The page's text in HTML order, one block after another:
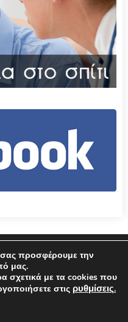
– Πολιτική Απορρήτου
προσφέρουμε την
μας.
σχετικά με τα cookies που
στις ρυθμίσεις.